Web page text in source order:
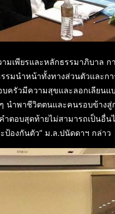
มเพียรและหลักธรรมาภิบาล
มนำหน้าทั้งทางส่วนตัวและก
ครัวมีความสุขและลอกเลียนแ
ำพาชีวิตตนและคนรอบข้างสู่
ตอบสุดท้ายไม่สามารถเป็นอื่น
ป้องกันตัว” ม.ล.ปนัดดาฯ กล่าว